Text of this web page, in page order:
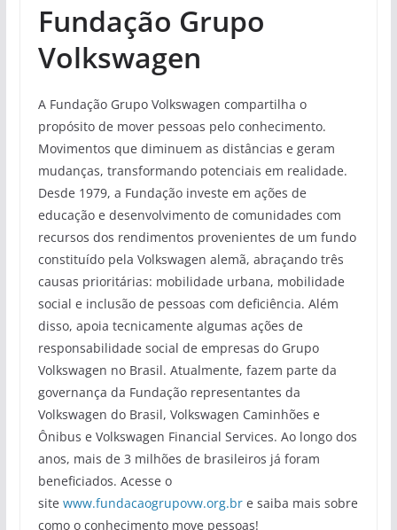
Fundação Grupo
Volkswagen
A Fundação Grupo Volkswagen compartilha o
propósito de mover pessoas pelo conhecimento.
Movimentos que diminuem as distâncias e geram
mudanças, transformando potenciais em realidade.
Desde 1979, a Fundação investe em ações de
educação e desenvolvimento de comunidades com
recursos dos rendimentos provenientes de um fundo
constituído pela Volkswagen alemã, abraçando três
causas prioritárias: mobilidade urbana, mobilidade
social e inclusão de pessoas com deficiência. Além
disso, apoia tecnicamente algumas ações de
responsabilidade social de empresas do Grupo
Volkswagen no Brasil. Atualmente, fazem parte da
governança da Fundação representantes da
Volkswagen do Brasil, Volkswagen Caminhões e
Ônibus e Volkswagen Financial Services. Ao longo dos
anos, mais de 3 milhões de brasileiros já foram
beneficiados. Acesse o
site www.fundacaogrupovw.org.bre saiba mais sobre
como o conhecimento move pessoas!